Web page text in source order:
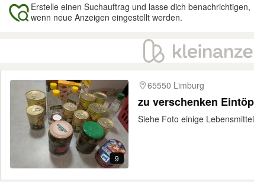
Erstelle einen Suchauftrag und lasse dich benachrichtigen,
wenn neue Anzeigen eingestellt werden.
Ergebnisse
9
65550 Limburg
zu verschenken
Siehe Foto einige